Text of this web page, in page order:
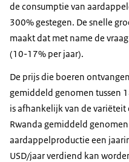
de consumptie van
300% gestegen. De snelle
maakt dat met name de
(10-17% per jaar).
De prijs die boeren
gemiddeld genomen tussen
is afhankelijk van de
Rwanda gemiddeld
aardappelproductie een
USD/jaar verdiend kan